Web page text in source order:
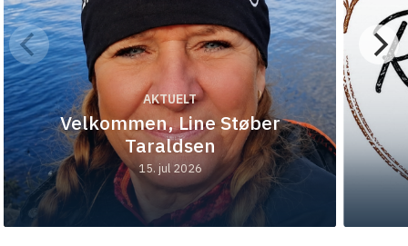
AKTUELT
Velkommen, Line Støber
Taraldsen
15. jul 2026